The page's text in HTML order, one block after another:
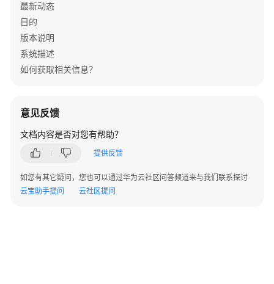
快
速
入
门
更
记
录
API
接
最新动态
目的
版本说明
系统描述
如何获取相关信息？
意见反馈
文档内容是否对您有帮助？
提供反馈
如您有其它疑问，您也可以通过华为云社区问答频道来与我们联系探讨
云宝助手提问
云社区提问